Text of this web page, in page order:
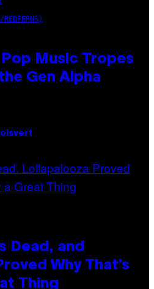
REDFERNS)
Music Tropes
Gen Alpha
Dead, and
Why That’s
Thing